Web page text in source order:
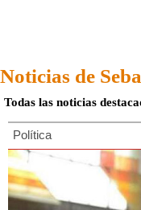
Noticias de
Todas las noticias
Política